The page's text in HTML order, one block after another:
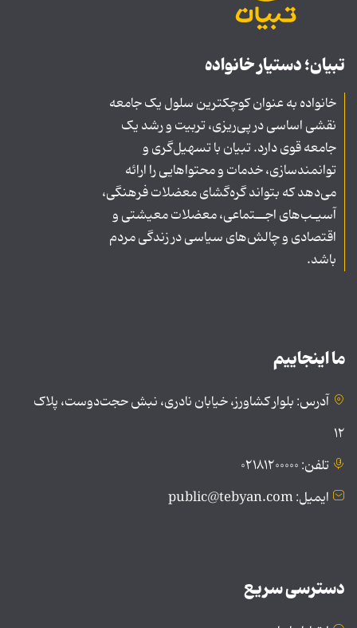
تبیان؛ دستیار خانواده
خانواده به عنوان کوچکترین سلول یک جامعه
نقشی اساسی در پی‌ریزی، تربیت و رشد یک
جامعه قوی دارد. تبیان با تسهیل‌گری و
توانمندسازی، خدمات و محتواهایی را ارائه
می‌دهد که بتواند گره‌گشای معضلات فرهنگی،
آسیـب‌های اجــتماعی، معضلات معیشتی و
اقتصادی و چالش‌های سیاسی در زندگی مردم
باشد.
ما اینجاییم
آدرس: بلوار کشاورز، خیابان نادری، نبش حجت‌دوست، پلاک
۱۲
تلفن: ۰۲۱۸۱۲۰۰۰۰۰
ایمیل: public@tebyan.com
دسترسی سریع